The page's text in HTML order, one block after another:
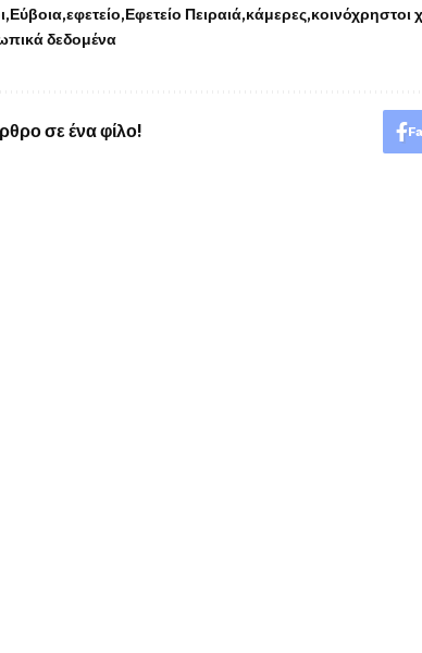
Εύβοια εφετείο Εφετείο Πειραιά κάμερες κοινόχρηστοι
δεδομένα
σε ένα φίλο!